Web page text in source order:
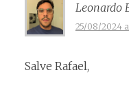
Leonardo
25/08/2024
Salve Rafael,